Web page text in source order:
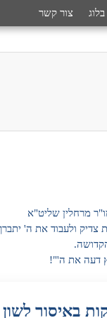
בלוג צור קשר
מרחלין שליט"א
צדיק ולעבוד את ה'
דעה את ה'"!
באיסור